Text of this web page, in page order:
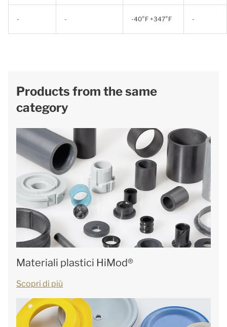
- - -40°F +347°F -
Products from the same
category
Materiali plastici HiMod®
Scopri di più